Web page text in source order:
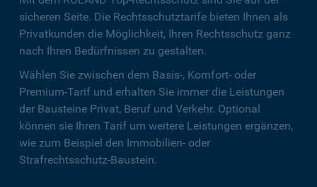
sicheren Seite. Die Rechtsschutztarife bieten Ihnen als
Privatkunden die Möglichkeit, Ihren Rechtsschutz ganz
nach Ihren Bedürfnissen zu gestalten.
Wählen Sie zwischen dem Basis-, Komfort- oder
Premium-Tarif und erhalten Sie immer die Leistungen
der Bausteine Privat, Beruf und Verkehr. Optional
können sie Ihren Tarif um weitere Leistungen ergänzen,
wie zum Beispiel den Immobilien- oder
Strafrechtsschutz-Baustein.